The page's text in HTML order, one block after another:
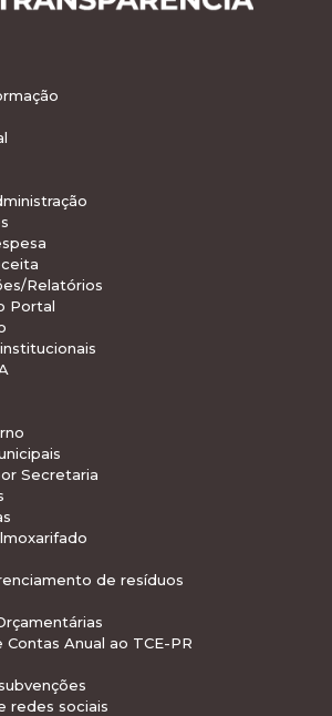
Relatórios
Portal
Secretaria
de resíduos
Anual ao TCE-PR
redes sociais